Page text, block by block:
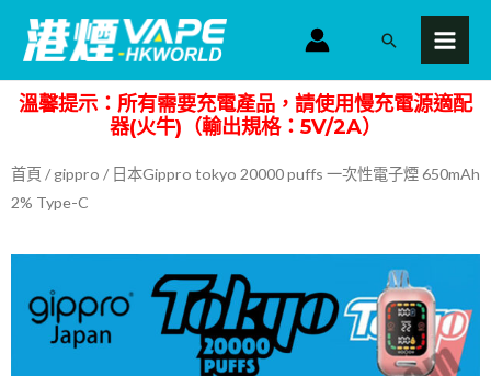
主
容
搜
溫馨提示：所有需要充電產品，請使用慢充電源適配
器(火牛)（輸出規格：5V/2A）
首頁 /gippro / 日本Gippro tokyo 20000 puffs 一次性電子煙 650mAh
2% Type-C